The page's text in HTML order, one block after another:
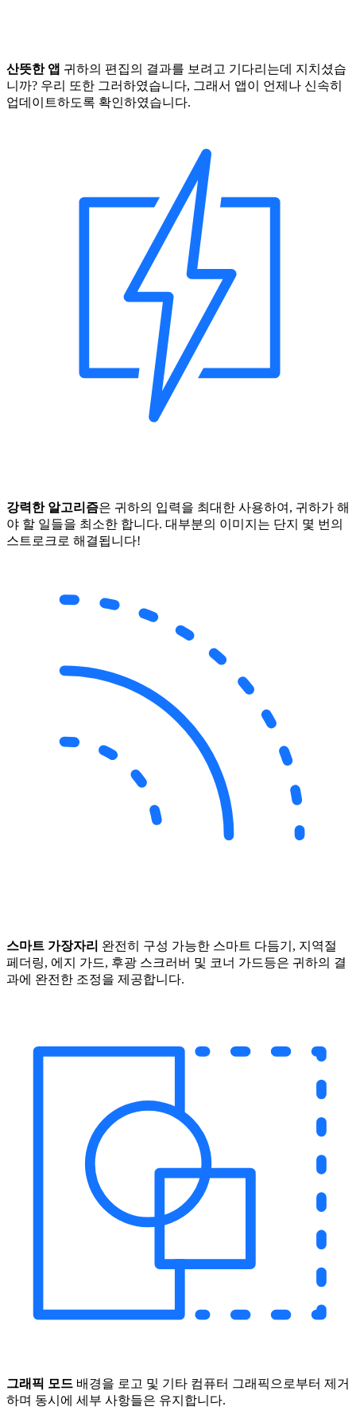
산뜻한 앱 귀하의 편집의 결과를 보려고 기다리는데 지치셨습
니까? 우리 또한 그러하였습니다, 그래서 앱이 언제나 신속히
업데이트하도록 확인하였습니다.
강력한 알고리즘은 귀하의 입력을 최대한 사용하여, 귀하가 해
야 할 일들을 최소한 합니다. 대부분의 이미지는 단지 몇 번의
스트로크로 해결됩니다!
스마트 가장자리 완전히 구성 가능한 스마트 다듬기, 지역절
페더링, 에지 가드, 후광 스크러버 및 코너 가드등은 귀하의 결
과에 완전한 조정을 제공합니다.
그래픽 모드 배경을 로고 및 기타 컴퓨터 그래픽으로부터 제거
하며 동시에 세부 사항들은 유지합니다.